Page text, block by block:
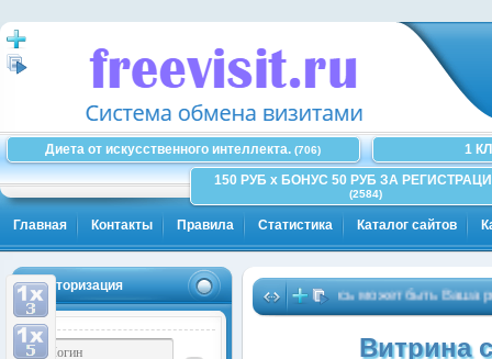
Диета от искусственного интеллекта. (706)
1
150 РУБ x БОНУС 50 РУБ ЗА
(2584)
Главная Контакты Правила Статистика Каталог сайтов
Авторизация
Здесь может быть Ваша
Витрина